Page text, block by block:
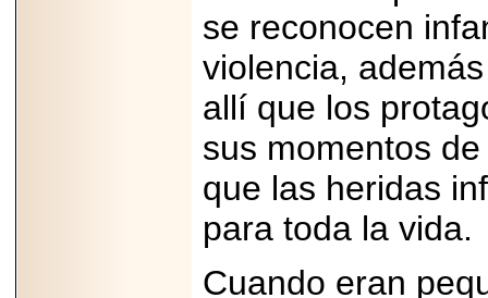
se reconocen
violencia,
allí que los
sus momentos
que las heridas
para toda la vida.
Cuando eran